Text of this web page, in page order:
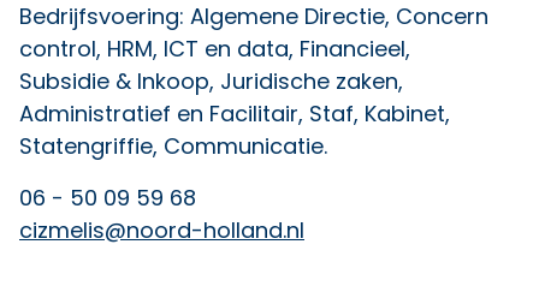
Bedrijfsvoering: Algemene Directie, Concern
control, HRM, ICT en data, Financieel,
Subsidie & Inkoop, Juridische zaken,
Administratief en Facilitair, Staf, Kabinet,
Statengriffie, Communicatie.
06 - 50 09 59 68
cizmelis@noord-holland.nl